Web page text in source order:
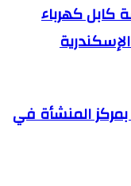
كهرباء
المنشأة في